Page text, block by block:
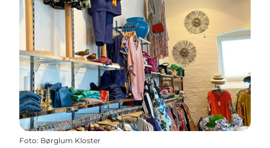
Foto: Børglum Kloster